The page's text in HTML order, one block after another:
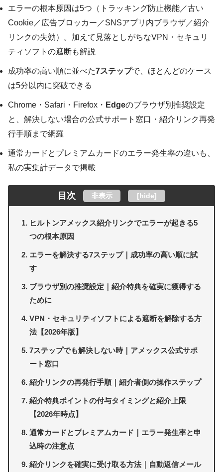
エラーの根本原因は5つ（トラッキング防止機能／古い
Cookie／広告ブロッカー／SNSアプリ内ブラウザ／紹介
リンクの失効）。加えて見落としがちなVPN・セキュリ
ティソフトの遮断も解説
成功率の高い順に並べた7ステップで、ほとんどのケース
は5分以内に突破できる
Chrome・Safari・Firefox・ Edgeのブラウザ別推奨設定
と、解決しない場合の公式サポート窓口・紹介リンク再発
行手順まで網羅
通常カードとプレミアムカードのエラー発生率の違いも、
私の実集計データで掲載
目次 非表示 [hide]
ヒルトンアメックス紹介リンクでエラーが起きる5
つの根本原因
エラーを解決する7ステップ｜成功率の高い順に試
す
ブラウザ別の推奨設定｜紹介特典を確実に獲得する
ために
VPN・セキュリティソフトによる遮断を解除する方
法【2026年版】
7ステップでも解決しない時｜アメックス公式サポ
ート窓口
紹介リンクの再発行手順｜紹介者側の操作ステップ
紹介特典ポイントの付与タイミングと紹介上限
【2026年時点】
通常カードとプレミアムカード｜エラー発生率と申
込時の注意点
紹介リンクを確実に受け取る方法｜自動返信メール